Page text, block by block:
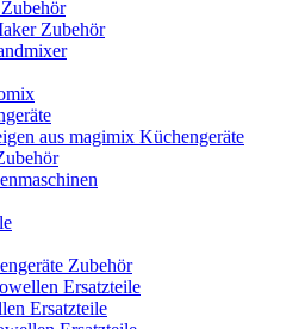
Zubehör
aus magimix Küchengeräte
Zubehör
Ersatzteile
Ersatzteile